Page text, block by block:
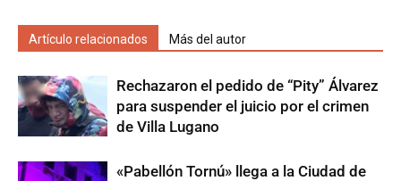
Artículo relacionados Más del autor
Rechazaron el pedido de “Pity” Álvarez
para suspender el juicio por el crimen
de Villa Lugano
«Pabellón Tornú» llega a la Ciudad de